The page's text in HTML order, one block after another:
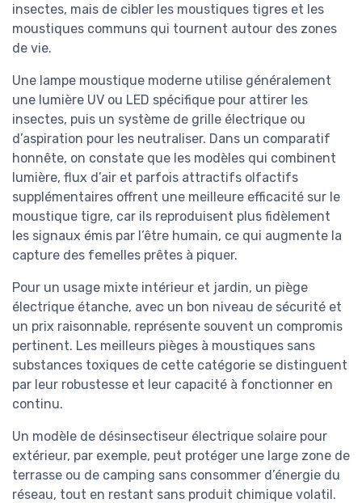
insectes, mais de cibler les moustiques tigres et les
moustiques communs qui tournent autour des zones
de vie.
Une lampe moustique moderne utilise généralement
une lumière UV ou LED spécifique pour attirer les
insectes, puis un système de grille électrique ou
d’aspiration pour les neutraliser. Dans un comparatif
honnête, on constate que les modèles qui combinent
lumière, flux d’air et parfois attractifs olfactifs
supplémentaires offrent une meilleure efficacité sur le
moustique tigre, car ils reproduisent plus fidèlement
les signaux émis par l’être humain, ce qui augmente la
capture des femelles prêtes à piquer.
Pour un usage mixte intérieur et jardin, un piège
électrique étanche, avec un bon niveau de sécurité et
un prix raisonnable, représente souvent un compromis
pertinent. Les meilleurs pièges à moustiques sans
substances toxiques de cette catégorie se distinguent
par leur robustesse et leur capacité à fonctionner en
continu.
Un modèle de désinsectiseur électrique solaire pour
extérieur, par exemple, peut protéger une large zone de
terrasse ou de camping sans consommer d’énergie du
réseau, tout en restant sans produit chimique volatil.